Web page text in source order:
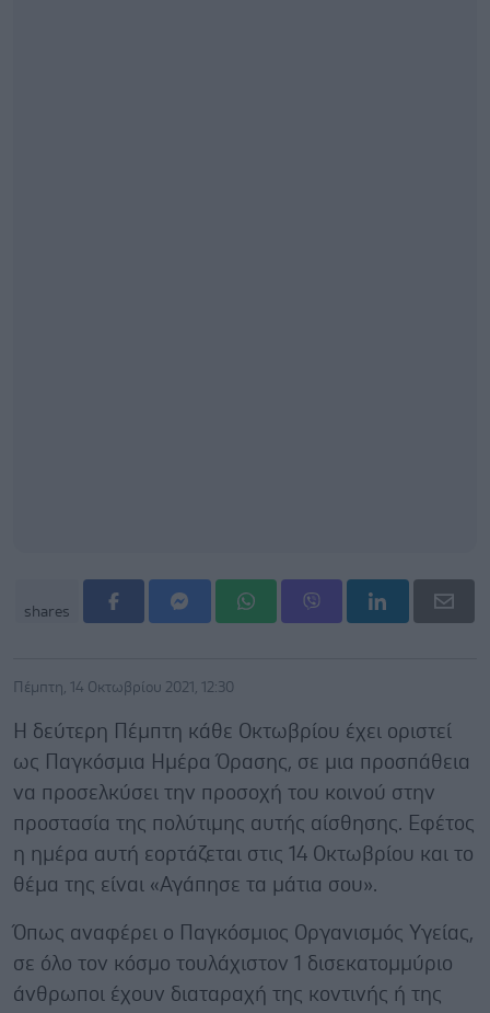
shares
Πέμπτη, 14 Οκτωβρίου 2021, 12:30
Η δεύτερη Πέμπτη κάθε Οκτωβρίου έχει οριστεί
ως Παγκόσμια Ημέρα Όρασης, σε μια προσπάθεια
να προσελκύσει την προσοχή του κοινού στην
προστασία της πολύτιμης αυτής αίσθησης. Εφέτος
η ημέρα αυτή εορτάζεται στις 14 Οκτωβρίου και το
θέμα της είναι «Αγάπησε τα μάτια σου».
Όπως αναφέρει ο Παγκόσμιος Οργανισμός Υγείας,
σε όλο τον κόσμο τουλάχιστον 1 δισεκατομμύριο
άνθρωποι έχουν διαταραχή της κοντινής ή της